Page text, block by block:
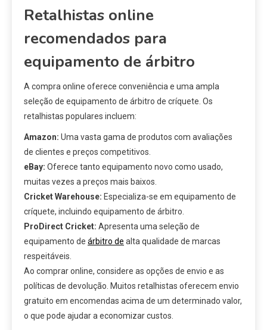
Retalhistas online
recomendados para
equipamento de árbitro
A compra online oferece conveniência e uma ampla
seleção de equipamento de árbitro de críquete. Os
retalhistas populares incluem:
Amazon: Uma vasta gama de produtos com avaliações
de clientes e preços competitivos.
eBay: Oferece tanto equipamento novo como usado,
muitas vezes a preços mais baixos.
Cricket Warehouse: Especializa-se em equipamento de
críquete, incluindo equipamento de árbitro.
ProDirect Cricket: Apresenta uma seleção de
equipamento de árbitro de alta qualidade de marcas
respeitáveis.
Ao comprar online, considere as opções de envio e as
políticas de devolução. Muitos retalhistas oferecem envio
gratuito em encomendas acima de um determinado valor,
o que pode ajudar a economizar custos.